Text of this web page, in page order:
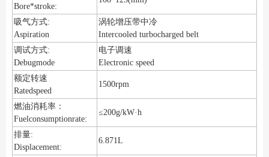
Bore*stroke:
吸气方式:
Aspiration
涡轮增压带中冷
Intercooled turbocharged belt
调试方式:
Debugmode
电子调速
Electronic speed
额定转速
Ratedspeed
1500rpm
燃油消耗率：
Fuelconsumptionrate:
≤200g/kW·h
排量:
Displacement:
6.871L